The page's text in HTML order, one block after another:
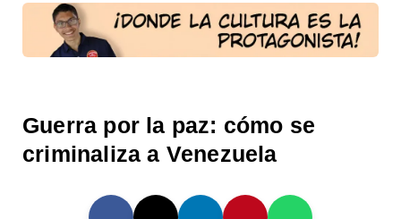
Guerra por la paz: cómo se
criminaliza a Venezuela